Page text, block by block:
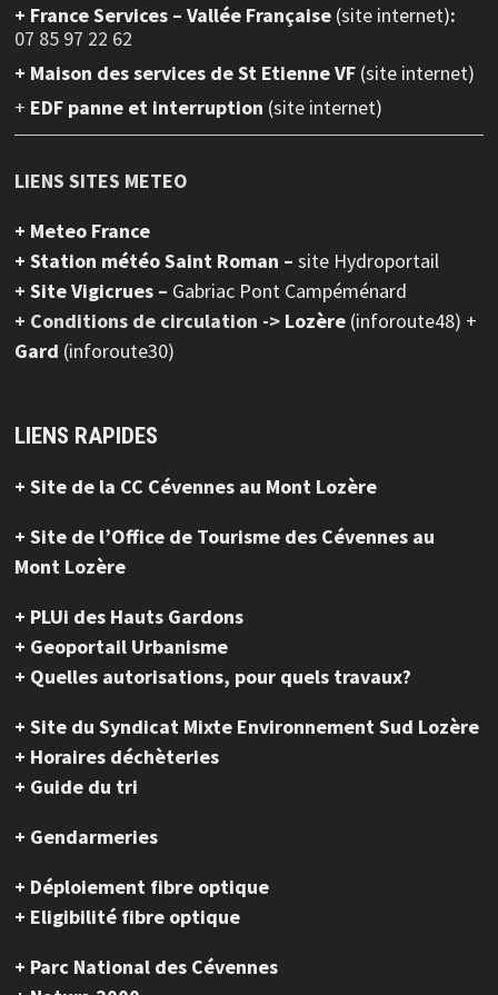
+ France Services – Vallée Française (site internet):
07 85 97 22 62
+ Maison des services de St Etienne VF (site internet)
+ EDF panne et interruption (site internet)
LIENS SITES METEO
+ Meteo France
+ Station météo Saint Roman – site Hydroportail
+ Site Vigicrues – Gabriac Pont Campéménard
+ Conditions de circulation -> Lozère (inforoute48) +
Gard (inforoute30)
LIENS RAPIDES
+ Site de la CC Cévennes au Mont Lozère
+ Site de l’Office de Tourisme des Cévennes au
Mont Lozère
+ PLUi des Hauts Gardons
+ Geoportail Urbanisme
+ Quelles autorisations, pour quels travaux?
+ Site du Syndicat Mixte Environnement Sud Lozère
+ Horaires déchèteries
+ Guide du tri
+ Gendarmeries
+ Déploiement fibre optique
+ Eligibilité fibre optique
+ Parc National des Cévennes